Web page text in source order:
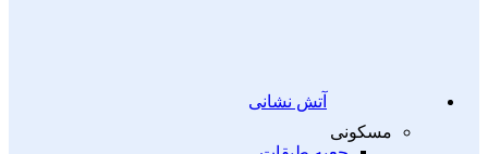
آتش نشانی
مسکونی